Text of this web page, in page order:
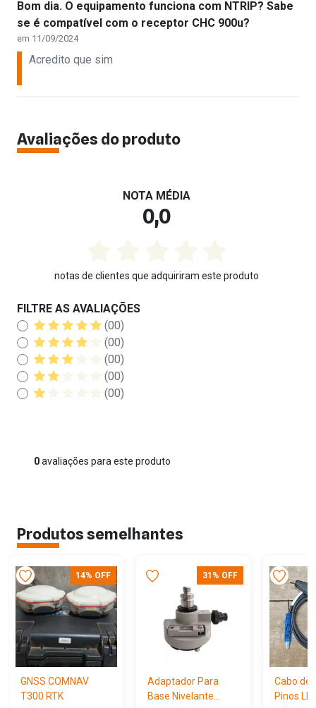
Bom dia. O equipamento funciona com NTRIP? Sabe
se é compatível com o receptor CHC 900u?
em 11/09/2024
Acredito que sim
Avaliações do produto
NOTA MÉDIA
0,0
notas de clientes que adquiriram este produto
FILTRE AS AVALIAÇÕES
(00)
(00)
(00)
(00)
(00)
0avaliações para este produto
Produtos semelhantes
14% OFF
GNSS COMNAV
T300 RTK
31% OFF
Adaptador Para
Base Nivelante...
Cabo de
Pinos